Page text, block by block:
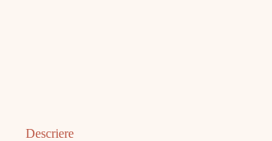
Descriere